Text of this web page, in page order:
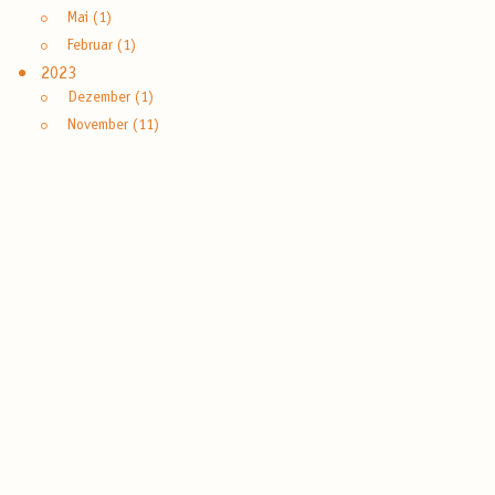
Mai (1)
Februar (1)
2023
Dezember (1)
November (11)